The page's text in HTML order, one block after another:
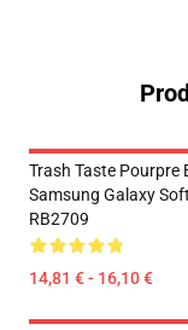
Trash Taste Pourpre
Samsung Galaxy Soft
RB2709
14,81 € - 16,10 €